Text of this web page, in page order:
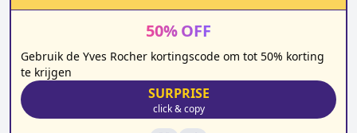
50%OFF
Gebruik de Yves Rocher kortingscode om tot 50% korting
te krijgen
SURPRISE
click & copy